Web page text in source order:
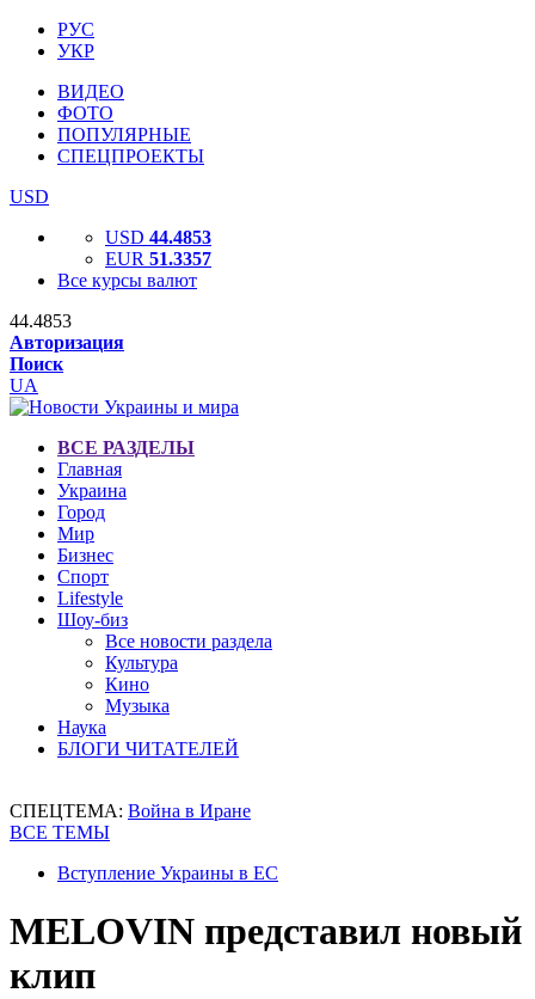
РУС
УКР
ВИДЕО
ФОТО
ПОПУЛЯРНЫЕ
СПЕЦПРОЕКТЫ
USD
USD 44.4853
EUR 51.3357
Все курсы валют
44.4853
Авторизация
Поиск
UA
ВСЕ РАЗДЕЛЫ
Главная
Украина
Город
Мир
Бизнес
Спорт
Lifestyle
Шоу-биз
Все новости раздела
Культура
Кино
Музыка
Наука
БЛОГИ ЧИТАТЕЛЕЙ
СПЕЦТЕМА: Война в Иране
ВСЕ ТЕМЫ
Вступление Украины в ЕС
MELOVIN представил новый
клип